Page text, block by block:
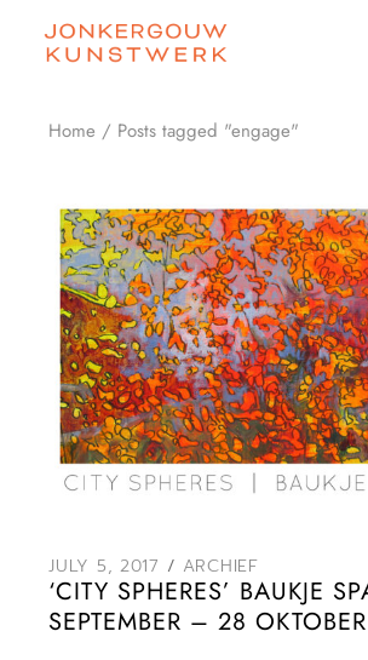
content
Home Posts tagged "engage"
JULY 5, 2017 ARCHIEF
‘CITY SPHERES’ BAUKJE
SEPTEMBER – 28